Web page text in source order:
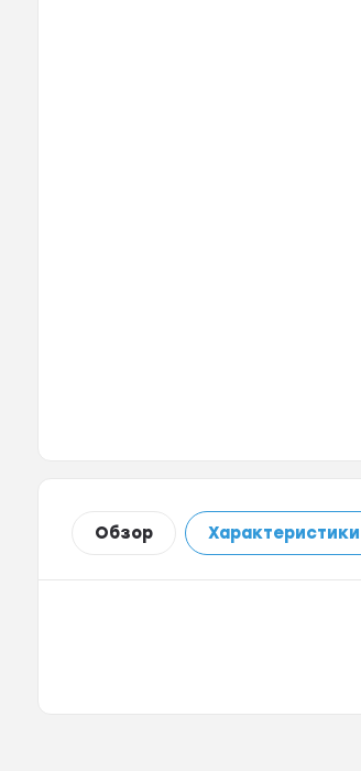
Обзор Характеристики